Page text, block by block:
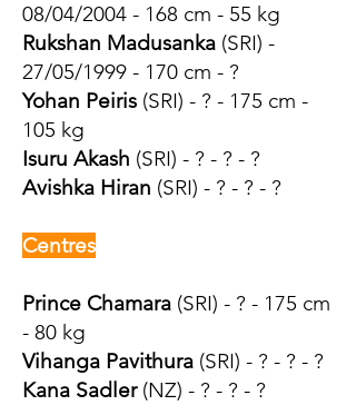
08/04/2004 - 168 cm - 55 kg
Rukshan Madusanka (SRI) -
27/05/1999 - 170 cm - ?
Yohan Peiris (SRI) - ? - 175 cm -
105 kg
Isuru Akash (SRI) - ? - ? - ?
Avishka Hiran (SRI) - ? - ? - ?
Centres
Prince Chamara (SRI) - ? - 175 cm
- 80 kg
Vihanga Pavithura (SRI) - ? - ? - ?
Kana Sadler(NZ) - ? - ? - ?